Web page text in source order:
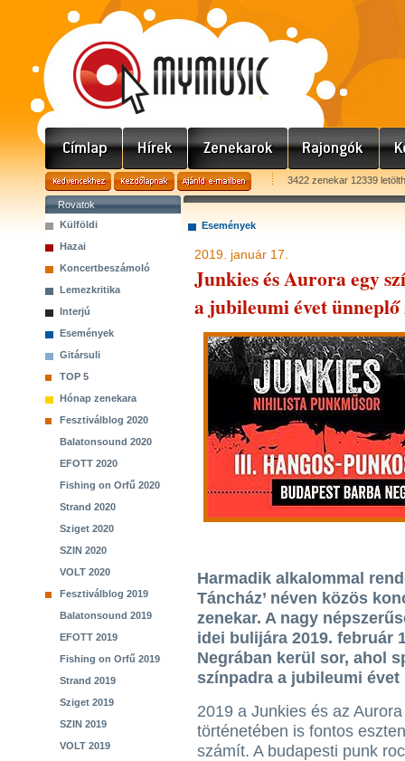
3422 zenekar 12339
Rovatok
Külföldi
Hazai
Koncertbeszámoló
Lemezkritika
Interjú
Események
Gitársuli
TOP 5
Hónap zenekara
Fesztiválblog 2020
Balatonsound 2020
EFOTT 2020
Fishing on Orfű 2020
Strand 2020
Sziget 2020
SZIN 2020
VOLT 2020
Fesztiválblog 2019
Balatonsound 2019
EFOTT 2019
Fishing on Orfű 2019
Strand 2019
Sziget 2019
SZIN 2019
VOLT 2019
Események
2019. január 17.
Junkies és Aurora egy
a jubileumi évet
Harmadik alkalommal
Táncház’ néven közös
zenekar. A nagy
idei bulijára 2019. február
Negrában kerül sor, ahol
színpadra a jubileumi évet
2019 a Junkies és az Aurora
történetében is fontos
számít. A budapesti punk